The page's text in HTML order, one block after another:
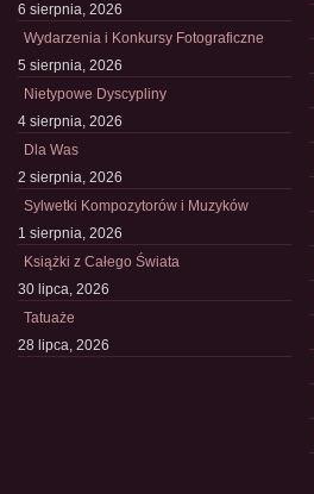
6 sierpnia, 2026
Wydarzenia i Konkursy Fotograficzne
5 sierpnia, 2026
Nietypowe Dyscypliny
4 sierpnia, 2026
Dla Was
2 sierpnia, 2026
Sylwetki Kompozytorów i Muzyków
1 sierpnia, 2026
Książki z Całego Świata
30 lipca, 2026
Tatuaże
28 lipca, 2026